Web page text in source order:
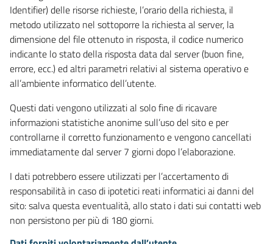
Identifier) delle risorse richieste, l’orario della richiesta, il
metodo utilizzato nel sottoporre la richiesta al server, la
dimensione del file ottenuto in risposta, il codice numerico
indicante lo stato della risposta data dal server (buon fine,
errore, ecc.) ed altri parametri relativi al sistema operativo e
all’ambiente informatico dell’utente.
Questi dati vengono utilizzati al solo fine di ricavare
informazioni statistiche anonime sull’uso del sito e per
controllarne il corretto funzionamento e vengono cancellati
immediatamente dal server 7 giorni dopo l’elaborazione.
I dati potrebbero essere utilizzati per l’accertamento di
responsabilità in caso di ipotetici reati informatici ai danni del
sito: salva questa eventualità, allo stato i dati sui contatti web
non persistono per più di 180 giorni.